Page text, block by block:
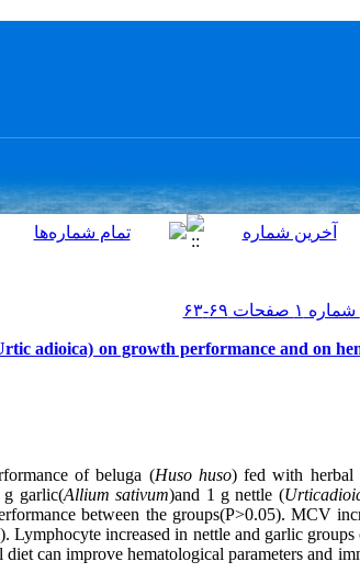
adioica) on growth performance and on
Huso huso) fed with herbal
g garlic(Allium sativum)and 1 g nettle (
between the groups(P>0.05). MCV
Lymphocyte increased in nettle and garlic
can improve hematological parameters and